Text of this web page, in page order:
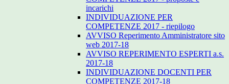
incarichi
INDIVIDUAZIONE PER
COMPETENZE 2017 - riepilogo
AVVISO Reperimento Amministratore sito
web 2017-18
AVVISO REPERIMENTO ESPERTI a.s.
2017-18
INDIVIDUAZIONE DOCENTI PER
COMPETENZE 2017-18